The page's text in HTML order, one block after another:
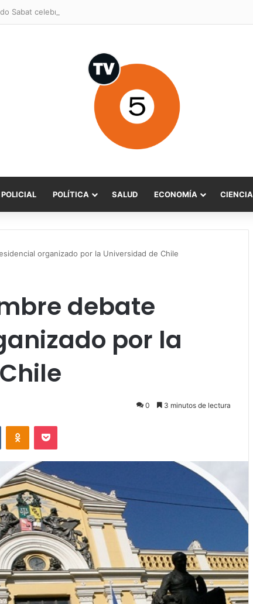
POLICIAL POLÍTICA SALUD ECONOMÍA CIENCIA
organizado por la Universidad de Chile
debate
por la
0 3 minutos de lectura
VKontakteOdnoklassniki
Pocket